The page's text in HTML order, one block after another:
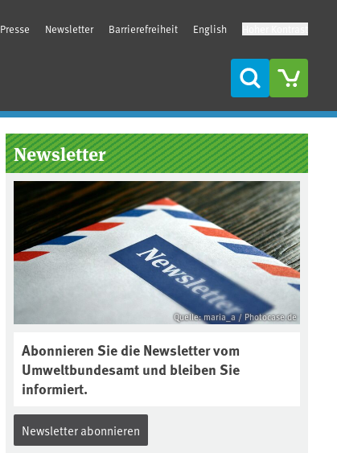
Presse Newsletter Barrierefreiheit English
Suche
Seitenleiste
Newsletter
Quelle: maria_a / Photocase.de
Abonnieren Sie die Newsletter vom
Umweltbundesamt und bleiben Sie
informiert.
Newsletter abonnieren